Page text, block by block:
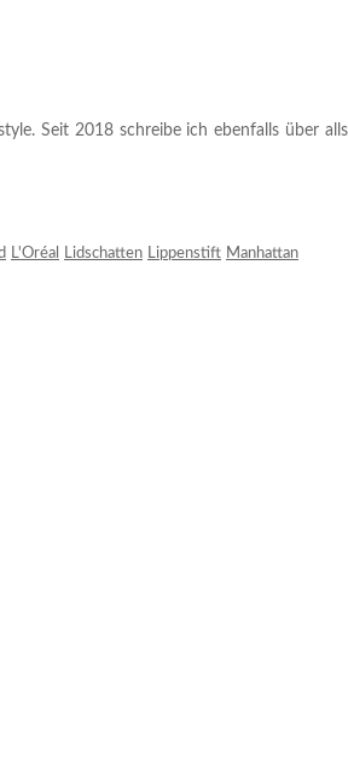
Seit 2018 schreibe ich ebenfalls über alls
L'Oréal Lidschatten Lippenstift Manhattan